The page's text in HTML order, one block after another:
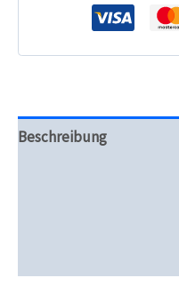
Beschreibung